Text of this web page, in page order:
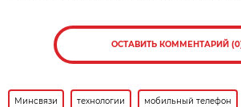
ОСТАВИТЬ КОММЕНТАРИЙ
Минсвязи технологии мобильный телефон